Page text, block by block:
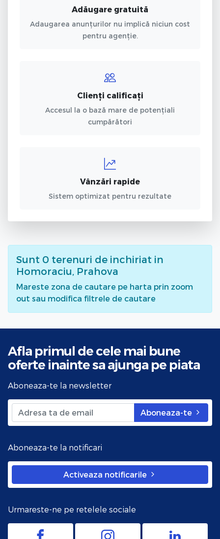
Adăugare gratuită
Adaugarea anunțurilor nu implică niciun cost
pentru agenție.
Clienți calificați
Accesul la o bază mare de potențiali
cumpărători
Vânzări rapide
Sistem optimizat pentru rezultate
Sunt 0 terenuri de inchiriat in
Homoraciu, Prahova
Mareste zona de cautare pe harta prin zoom
out sau modifica filtrele de cautare
Afla primul de cele mai bune
oferte inainte sa ajunga pe piata
Aboneaza-te la newsletter
Aboneaza-te
Aboneaza-te la notificari
Activeaza notificarile
Urmareste-ne pe retelele sociale